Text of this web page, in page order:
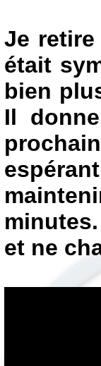
Je
était
bien
Il
et ne